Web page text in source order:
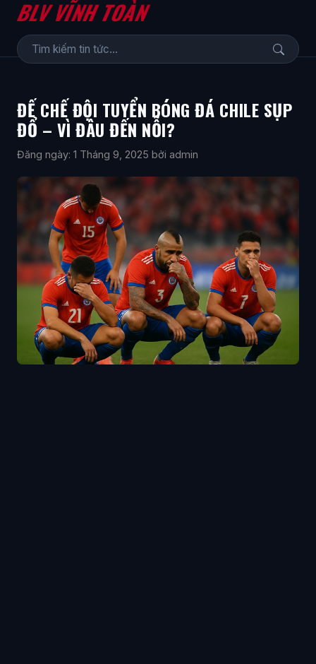
BLV VĨNH TOÀN
ĐẾ CHẾ ĐỘI TUYỂN BÓNG ĐÁ CHILE SỤP
ĐỔ – VÌ ĐÂU ĐẾN NỖI?
Đăng ngày: 1 Tháng 9, 2025 bởi admin